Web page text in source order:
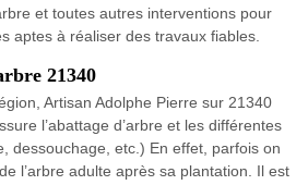
et toutes autres interventions pour
aptes à réaliser des travaux fiables.
21340
Artisan Adolphe Pierre sur 21340
l’abattage d’arbre et les différentes
dessouchage, etc.) En effet, parfois on
l’arbre adulte après sa plantation. Il est